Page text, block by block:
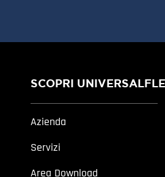
SCOPRI
Azienda
Servizi
Area Download